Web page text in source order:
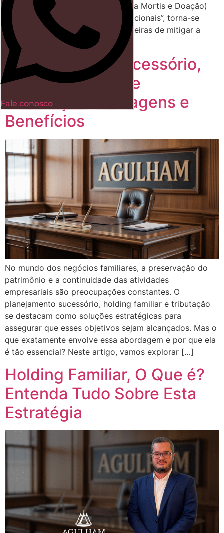
Fale conosco
(Imposto sobre Transmissão Causa Mortis e Doação)
para até 20% em “padrões internacionais”, torna-se
ainda mais urgente encontrar maneiras de mitigar a
carga tributária envolvida […]
Planejamento Sucessório,
Holding Familiar e
Tributação: Vantagens e
Benefícios
No mundo dos negócios familiares, a preservação do
patrimônio e a continuidade das atividades
empresariais são preocupações constantes. O
planejamento sucessório, holding familiar e tributação
se destacam como soluções estratégicas para
assegurar que esses objetivos sejam alcançados. Mas o
que exatamente envolve essa abordagem e por que ela
é tão essencial? Neste artigo, vamos explorar […]
Holding Familiar, O Que é?
Entenda Tudo Sobre Esta
Estratégia